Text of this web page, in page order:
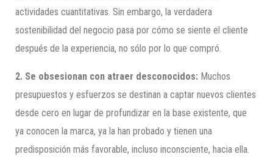
actividades cuantitativas. Sin embargo, la verdadera
sostenibilidad del negocio pasa por cómo se siente el cliente
después de la experiencia, no sólo por lo que compró.
2. Se obsesionan con atraer desconocidos: Muchos
presupuestos y esfuerzos se destinan a captar nuevos clientes
desde cero en lugar de profundizar en la base existente, que
ya conocen la marca, ya la han probado y tienen una
predisposición más favorable, incluso inconsciente, hacia ella.